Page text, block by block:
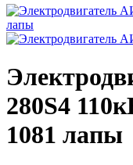
280S4
1081 лапы